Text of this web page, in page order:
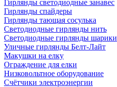
Гирлянды светодиодные занавес
Гирлянды спайдеры
Гирлянды тающая сосулька
Светодиодные гирлянды нить
Светодиодные гирлянды шарики
Уличные гирлянды Белт-Лайт
Макушки на елку
Ограждение для елки
Низковольтное оборудование
Счётчики электроэнергии